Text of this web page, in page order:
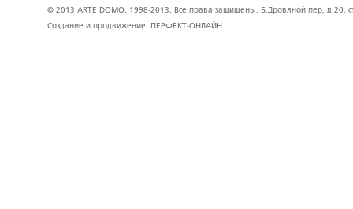
© 2013 ARTE DOMO. 1998-2013. Все права защищены. Б.Дровяной пер, д.20,
Создание и продвижение.
ПЕРФЕКТ-ОНЛАЙН